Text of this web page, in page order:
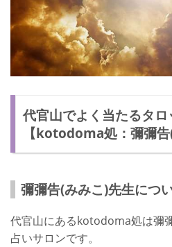
代官山でよく当たるタ
【kotodoma処：彌彌告
彌彌告(みみこ)先生につ
代官山にあるkotodoma処は彌
占いサロンです。